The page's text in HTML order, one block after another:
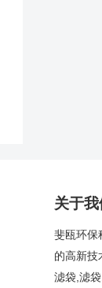
关于我
斐瓯环保
的高新技
滤袋,滤